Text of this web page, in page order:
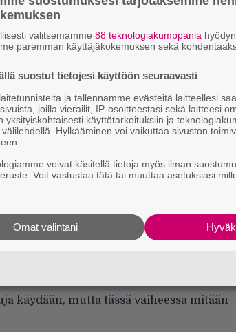
käydään, mutta tässä vaiheessa mitään
valitsemamme 88 teknologiakumppania
paremman käyttäjäkokemuksen sekä
suostut tietojesi käyttöön seuraavasti
ja tallennamme evästeitä laitteellesi
joilla vierailit, IP-osoitteestasi sekä laitteesi
yksityiskohtaisesti käyttötarkoituksiin ja
Hylkääminen voi vaikuttaa sivuston
voivat käsitellä tietoja myös ilman
Voit vastustaa tätä tai muuttaa asetuksiasi
Omat valintani